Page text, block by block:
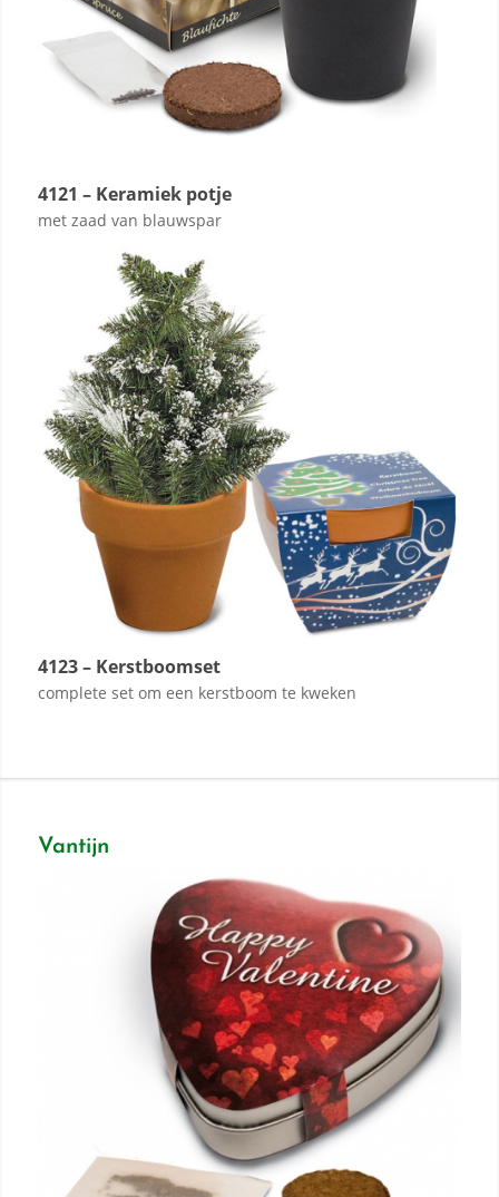
4121 – Keramiek potje
met zaad van blauwspar
4123 – Kerstboomset
complete set om een kerstboom te kweken
Vantijn